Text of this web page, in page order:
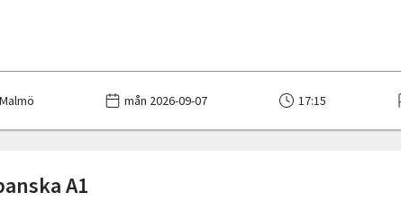
Malmö mån 2026-09-07 17:15
A1